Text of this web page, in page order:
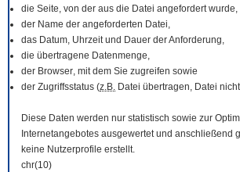
die Seite, von der aus die Datei angefordert wurde,
der Name der angeforderten Datei,
das Datum, Uhrzeit und Dauer der Anforderung,
die übertragene Datenmenge,
der Browser, mit dem Sie zugreifen sowie
der Zugriffsstatus (z.B. Datei übertragen, Datei
Diese Daten werden nur statistisch sowie zur
Internetangebotes ausgewertet und anschließend
keine Nutzerprofile erstellt.
chr(10)